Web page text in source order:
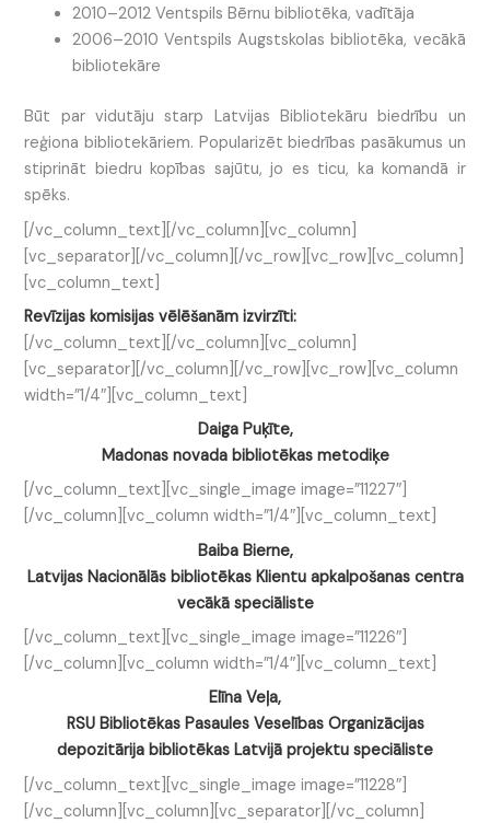
2010–2012 Ventspils Bērnu bibliotēka, vadītāja
2006–2010 Ventspils Augstskolas bibliotēka, vecākā
bibliotekāre
Būt par vidutāju starp Latvijas Bibliotekāru biedrību un
reģiona bibliotekāriem. Popularizēt biedrības pasākumus un
stiprināt biedru kopības sajūtu, jo es ticu, ka komandā ir
spēks.
[/vc_column_text][/vc_column][vc_column]
[vc_separator][/vc_column][/vc_row][vc_row][vc_column]
[vc_column_text]
Revīzijas komisijas vēlēšanām izvirzīti:
[/vc_column_text][/vc_column][vc_column]
[vc_separator][/vc_column][/vc_row][vc_row][vc_column
width=”1/4″][vc_column_text]
Daiga Puķīte,
Madonas novada bibliotēkas metodiķe
[/vc_column_text][vc_single_image image=”11227″]
[/vc_column][vc_column width=”1/4″][vc_column_text]
Baiba Bierne,
Latvijas Nacionālās bibliotēkas Klientu apkalpošanas centra
vecākā speciāliste
[/vc_column_text][vc_single_image image=”11226″]
[/vc_column][vc_column width=”1/4″][vc_column_text]
Elīna Veļa,
RSU Bibliotēkas Pasaules Veselības Organizācijas
depozitārija bibliotēkas Latvijā projektu speciāliste
[/vc_column_text][vc_single_image image=”11228″]
[/vc_column][vc_column][vc_separator][/vc_column]